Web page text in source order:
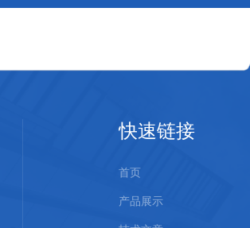
快速链接
首页
产品展示